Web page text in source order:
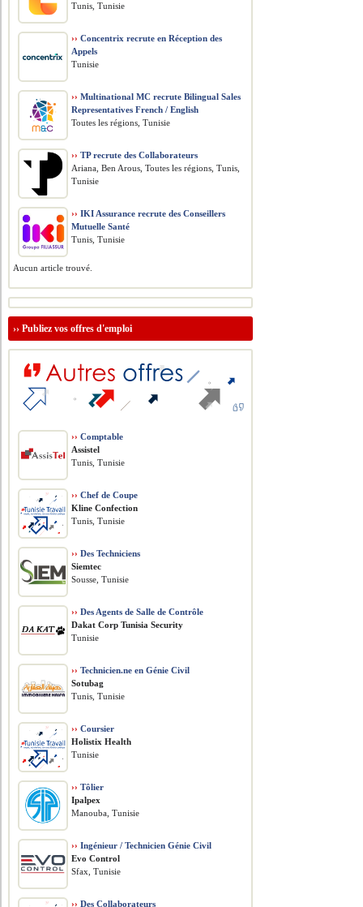
Tunis, Tunisie
›› Concentrix recrute en Réception des
Appels
Tunisie
›› Multinational MC recrute Bilingual Sales
Representatives French / English
Toutes les régions, Tunisie
›› TP recrute des Collaborateurs
Ariana, Ben Arous, Toutes les régions, Tunis,
Tunisie
›› IKI Assurance recrute des Conseillers
Mutuelle Santé
Tunis, Tunisie
Aucun article trouvé.
››Publiez vos offres d'emploi
›› Comptable
Assistel
Tunis, Tunisie
›› Chef de Coupe
Kline Confection
Tunis, Tunisie
›› Des Techniciens
Siemtec
Sousse, Tunisie
›› Des Agents de Salle de Contrôle
Dakat Corp Tunisia Security
Tunisie
›› Technicien.ne en Génie Civil
Sotubag
Tunis, Tunisie
›› Coursier
Holistix Health
Tunisie
›› Tôlier
Ipalpex
Manouba, Tunisie
›› Ingénieur / Technicien Génie Civil
Evo Control
Sfax, Tunisie
›› Des Collaborateurs